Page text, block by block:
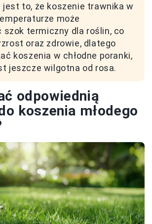
jest to, że koszenie trawnika w
może
szok termiczny dla roślin, co
oraz zdrowie, dlatego
koszenia w chłodne poranki,
jeszcze wilgotna od rosa.
odpowiednią
koszenia młodego